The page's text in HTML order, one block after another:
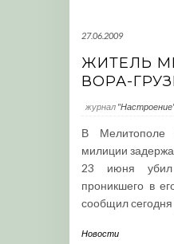
27.06.2009
ЖИТЕЛЬ
ВОРА-
журнал
В Мелитополе
милиции
23 июня убил
проникшего в
сообщил
Новости